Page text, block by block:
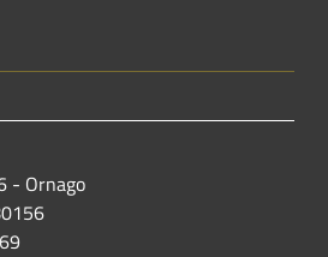
- Ornago